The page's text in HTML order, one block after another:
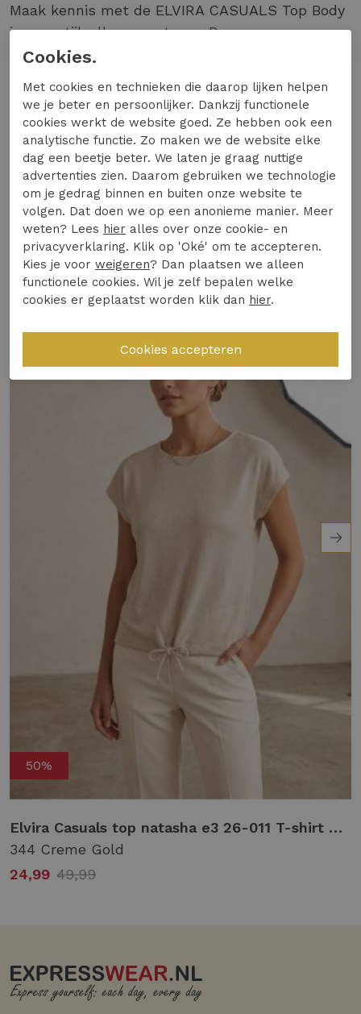
Maak kennis met de ELVIRA CASUALS Top Body
in een stijlvolle ecru streep. Deze zomerse
dames top is perfect voor een casual dagje uit in
Gemaakt van luchtig materiaal, ideaal voor
warme zomerdagen.
Trendy ecru streepdesign dat gemakkelijk te
combineren is.
Perfect voor een casual en modieuze look.
Ontdek het zelf en voeg deze veelzijdige top toe
aan je garderobe voor de Nederlandse zomer!
Lees meer
Specificaties
Winkelvoorraad
Gerelateerde producten
50%
Elvira Casuals top natasha e3 26-011 T-shirt Korte mouw 344 creme gold
344 Creme Gold
24,99 49,99
Cookies.
Met cookies en technieken die daarop lijken helpen
we je beter en persoonlijker. Dankzij functionele
cookies werkt de website goed. Ze hebben ook een
analytische functie. Zo maken we de website elke
dag een beetje beter. We laten je graag nuttige
advertenties zien. Daarom gebruiken we technologie
om je gedrag binnen en buiten onze website te
volgen. Dat doen we op een anonieme manier. Meer
weten? Lees hier alles over onze cookie- en
privacyverklaring. Klik op 'Oké' om te accepteren.
Kies je voor weigeren? Dan plaatsen we alleen
functionele cookies. Wil je zelf bepalen welke
cookies er geplaatst worden klik dan hier.